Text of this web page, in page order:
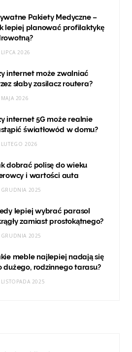
Pakiety Medyczne –
lepiej planować profilaktykę
2026
internet może zwalniać
słaby zasilacz routera?
2026
internet 5G może realnie
światłowód w domu?
2026
dobrać polisę do wieku
i wartości auta
2025
lepiej wybrać parasol
zamiast prostokątnego?
2025
meble najlepiej nadają się
dużego, rodzinnego tarasu?
2025